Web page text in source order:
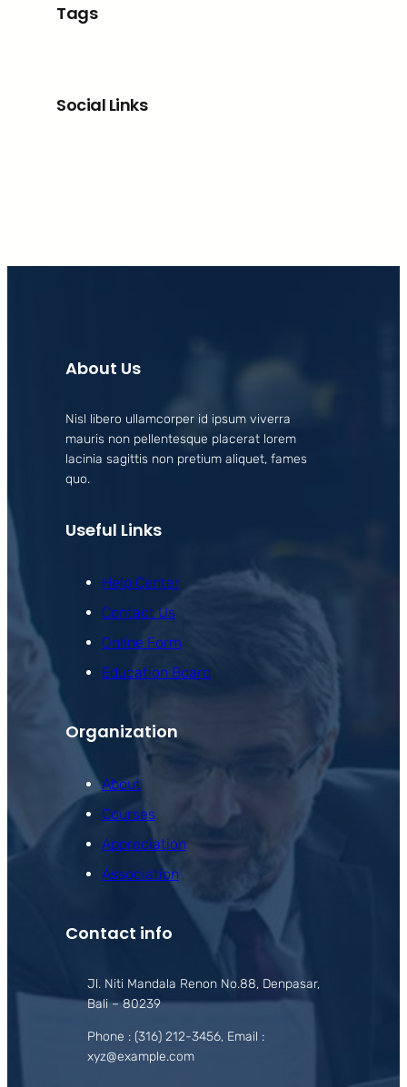
Tags
Social Links
About Us
Nisl libero ullamcorper id ipsum viverra
mauris non pellentesque placerat lorem
lacinia sagittis non pretium aliquet, fames
quo.
Useful Links
Help Center
Contact Us
Online Form
Education Board
Organization
About
Courses
Appreciation
Association
Contact info
Jl. Niti Mandala Renon No.88, Denpasar,
Bali – 80239
Phone : (316) 212-3456, Email :
xyz@example.com